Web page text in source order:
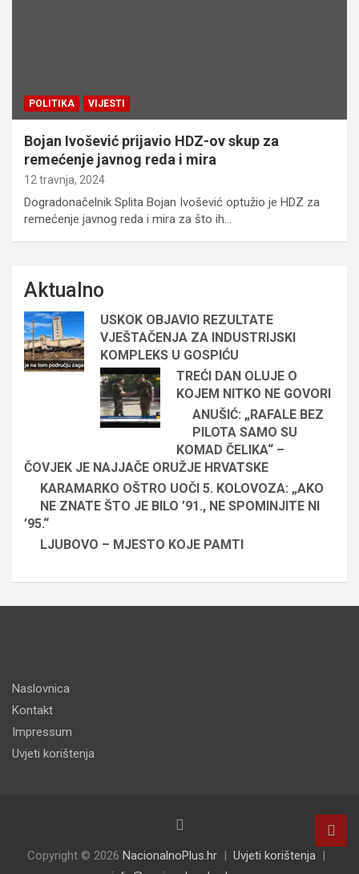
POLITIKA VIJESTI
Bojan Ivošević prijavio HDZ-ov skup za
remećenje javnog reda i mira
12 travnja, 2024
Dogradonačelnik Splita Bojan Ivošević optužio je HDZ za
remećenje javnog reda i mira za što ih…
Aktualno
USKOK OBJAVIO REZULTATE
VJEŠTAČENJA ZA INDUSTRIJSKI
KOMPLEKS U GOSPIĆU
TREĆI DAN OLUJE O
KOJEM NITKO NE GOVORI
ANUŠIĆ: „RAFALE BEZ
PILOTA SAMO SU
KOMAD ČELIKA“ –
ČOVJEK JE NAJJAČE ORUŽJE HRVATSKE
KARAMARKO OŠTRO UOČI 5. KOLOVOZA: „AKO
NE ZNATE ŠTO JE BILO ’91., NE SPOMINJITE NI
’95.“
LJUBOVO – MJESTO KOJE PAMTI
Naslovnica
Kontakt
Impressum
Uvjeti korištenja
Copyright © 2026 NacionalnoPlus.hr
Uvjeti korištenja